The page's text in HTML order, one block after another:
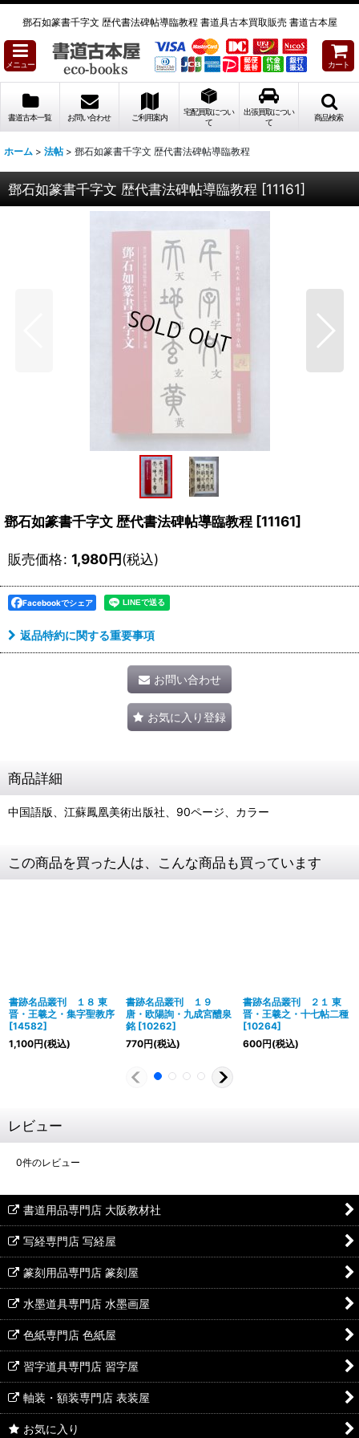
鄧石如篆書千字文 歴代書法碑帖導臨教程 書道具古本買取販売 書道古本屋
メニュー カート
書道古本一覧 お問い合わせ ご利用案内
宅配買取につい
て
出張買取につい
て
商品検索
ホーム > 法帖 > 鄧石如篆書千字文 歴代書法碑帖導臨教程
鄧石如篆書千字文 歴代書法碑帖導臨教程 [11161]
鄧石如篆書千字文 歴代書法碑帖導臨教程 [11161]
販売価格: 1,980円(税込)
Facebookでシェア
返品特約に関する重要事項
お問い合わせ
お気に入り登録
商品詳細
中国語版、江蘇鳳凰美術出版社、90ページ、カラー
この商品を買った人は、こんな商品も買っています
書跡名品叢刊 １８ 東
晋・王羲之・集字聖教序
[14582]
1,100円(税込)
書跡名品叢刊 １９
唐・欧陽詢・九成宮醴泉
銘 [10262]
770円(税込)
書跡名品叢刊 ２１ 東
晋・王羲之・十七帖二種
[10264]
600円(税込)
レビュー
0件のレビュー
書道用品専門店 大阪教材社
写経専門店 写経屋
篆刻用品専門店 篆刻屋
水墨道具専門店 水墨画屋
色紙専門店 色紙屋
習字道具専門店 習字屋
軸装・額装専門店 表装屋
お気に入り